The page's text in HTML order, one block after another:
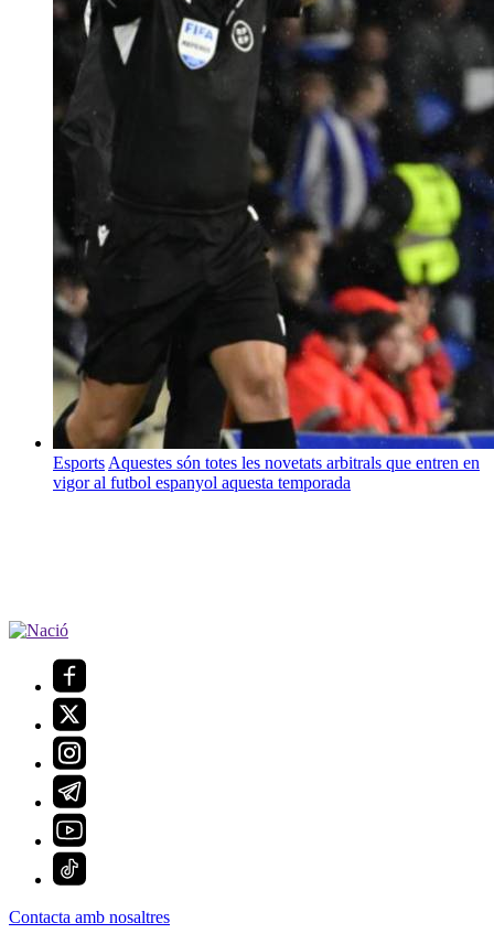
Esports Aquestes són totes les novetats arbitrals que entren en
vigor al futbol espanyol aquesta temporada
Contacta amb nosaltres